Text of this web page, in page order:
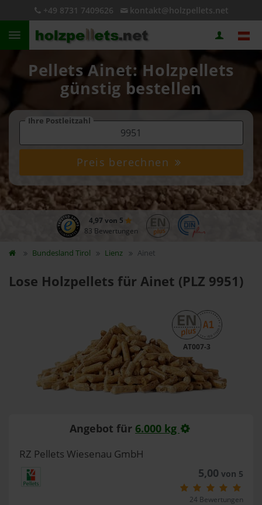
+49 8731 7409626 kontakt@holzpellets.net
Pellets Ainet: Holzpellets
günstig bestellen
Ihre Postleitzahl
Preis berechnen
4,97 von 5
83 Bewertungen
Bundesland Tirol Lienz Ainet
Lose Holzpellets für Ainet (PLZ 9951)
AT007-3
Angebot für 6.000 kg
RZ Pellets Wiesenau GmbH
5,00 von 5
24 Bewertungen